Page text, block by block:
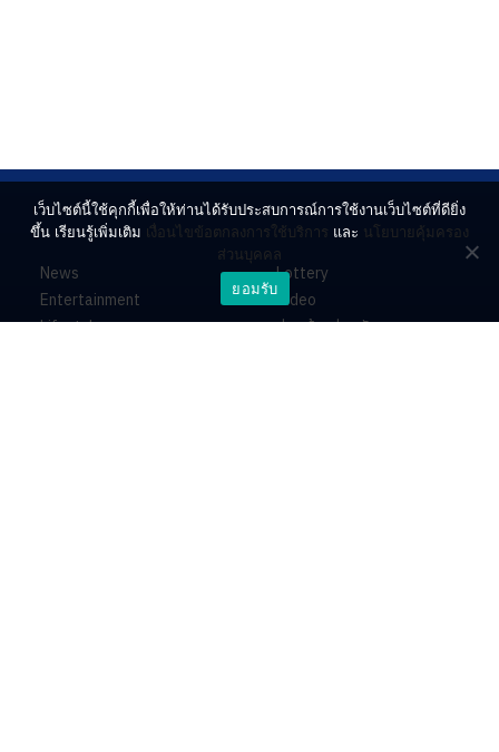
News
Entertainment
Lifestyle
Lottery
Video
ร่วมด้วยช่วยกัน
เว็บไซต์นี้ใช้คุกกี้เพื่อให้ท่านได้รับประสบการณ์การใช้งานเว็บไซต์ที่ดียิ่ง
ขึ้น เรียนรู้เพิ่มเติม เงื่อนไขข้อตกลงการใช้บริการ และ นโยบายคุ้มครอง
ส่วนบุคคล
ยอมรับ